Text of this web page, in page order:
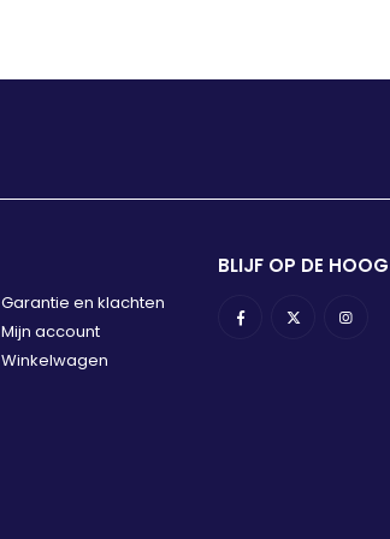
Garantie en klachten
Mijn account
Winkelwagen
BLIJF OP DE